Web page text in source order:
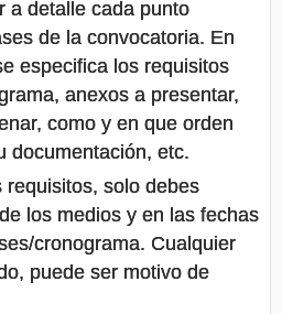
a detalle cada punto
de la convocatoria. En
especifica los requisitos
anexos a presentar,
como y en que orden
documentación, etc.
requisitos, solo debes
los medios y en las fechas
cronograma. Cualquier
puede ser motivo de